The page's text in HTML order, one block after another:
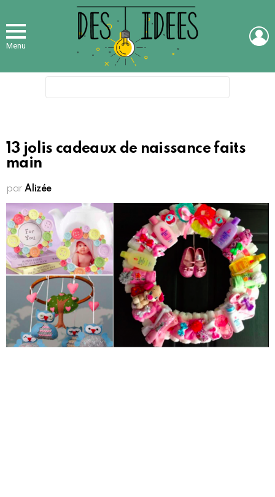
Menu
13 jolis cadeaux de naissance faits
main
par Alizée